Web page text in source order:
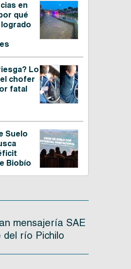
en
qué
Lo
chofer
fatal
Suelo
Biobío
mensajería SAE
del río Pichilo